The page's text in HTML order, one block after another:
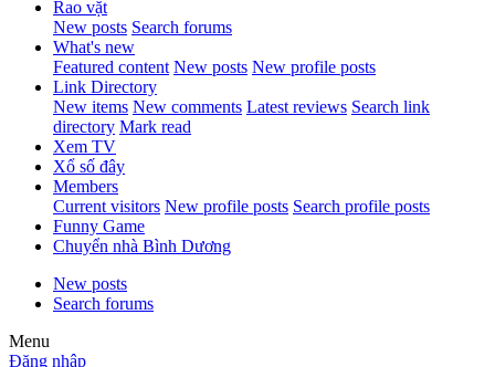
Rao vặt
New posts Search forums
What's new
Featured content New posts New profile posts
Link Directory
New items New comments Latest reviews Search link
directory Mark read
Xem TV
Xổ số đây
Members
Current visitors New profile posts Search profile posts
Funny Game
Chuyển nhà Bình Dương
New posts
Search forums
Menu
Đăng nhập